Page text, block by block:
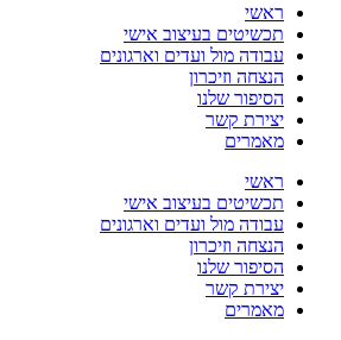
ראשי
תכשיטים בעיצוב אישי
עבודה מול ועדים וארגונים
הנצחה וזיכרון
הסיפור שלנו
יצירת קשר
מאמרים
ראשי
תכשיטים בעיצוב אישי
עבודה מול ועדים וארגונים
הנצחה וזיכרון
הסיפור שלנו
יצירת קשר
מאמרים